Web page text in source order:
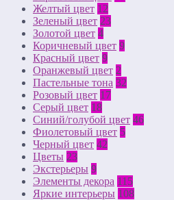
Желтый цвет 12
Зеленый цвет 23
Золотой цвет 4
Коричневый цвет 9
Красный цвет 9
Оранжевый цвет 2
Пастельные тона 32
Розовый цвет 17
Серый цвет 18
Синий/голубой цвет 46
Фиолетовый цвет 5
Черный цвет 42
Цветы 23
Экстерьеры 9
Элементы декора 115
Яркие интерьеры 108